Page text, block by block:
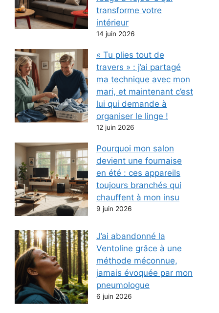
transforme votre
intérieur
14 juin 2026
« Tu plies tout de
travers » : j’ai partagé
ma technique avec mon
mari, et maintenant c’est
lui qui demande à
organiser le linge !
12 juin 2026
Pourquoi mon salon
devient une fournaise
en été : ces appareils
toujours branchés qui
chauffent à mon insu
9 juin 2026
J’ai abandonné la
Ventoline grâce à une
méthode méconnue,
jamais évoquée par mon
pneumologue
6 juin 2026